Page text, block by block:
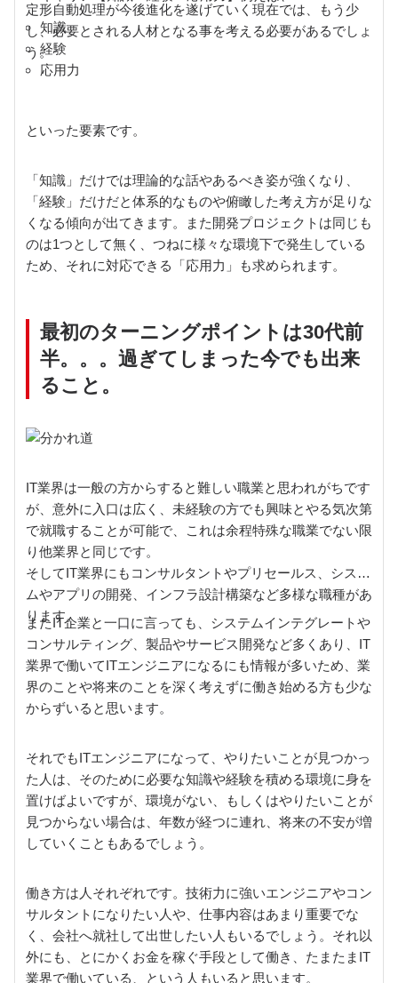
定形自動処理が今後進化を遂げていく現在では、もう少
し、必要とされる人材となる事を考える必要があるでしょ
う。
知識
経験
応用力
といった要素です。
「知識」だけでは理論的な話やあるべき姿が強くなり、
「経験」だけだと体系的なものや俯瞰した考え方が足りな
くなる傾向が出てきます。また開発プロジェクトは同じも
のは1つとして無く、つねに様々な環境下で発生している
ため、それに対応できる「応用力」も求められます。
最初のターニングポイントは30代前
半。。。過ぎてしまった今でも出来
ること。
IT業界は一般の方からすると難しい職業と思われがちです
が、意外に入口は広く、未経験の方でも興味とやる気次第
で就職することが可能で、これは余程特殊な職業でない限
り他業界と同じです。
そしてIT業界にもコンサルタントやプリセールス、システ
ムやアプリの開発、インフラ設計構築など多様な職種があ
ります。
またIT企業と一口に言っても、システムインテグレートや
コンサルティング、製品やサービス開発など多くあり、IT
業界で働いてITエンジニアになるにも情報が多いため、業
界のことや将来のことを深く考えずに働き始める方も少な
からずいると思います。
それでもITエンジニアになって、やりたいことが見つかっ
た人は、そのために必要な知識や経験を積める環境に身を
置けばよいですが、環境がない、もしくはやりたいことが
見つからない場合は、年数が経つに連れ、将来の不安が増
していくこともあるでしょう。
働き方は人それぞれです。技術力に強いエンジニアやコン
サルタントになりたい人や、仕事内容はあまり重要でな
く、会社へ就社して出世したい人もいるでしょう。それ以
外にも、とにかくお金を稼ぐ手段として働き、たまたまIT
業界で働いている、という人もいると思います。